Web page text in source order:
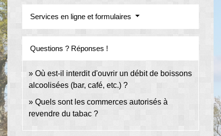
Services en ligne et formulaires
Questions ? Réponses !
Où est-il interdit d'ouvrir un débit de boissons
alcoolisées (bar, café, etc.) ?
Quels sont les commerces autorisés à
revendre du tabac ?